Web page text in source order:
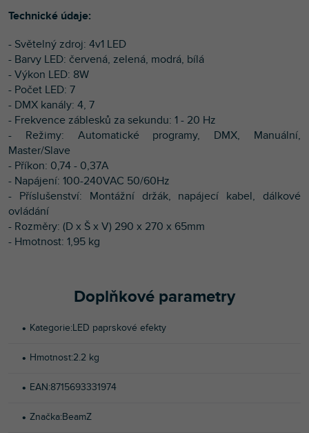
Technické údaje:
- Světelný zdroj: 4v1 LED
- Barvy LED: červená, zelená, modrá, bílá
- Výkon LED: 8W
- Počet LED: 7
- DMX kanály: 4, 7
- Frekvence záblesků za sekundu: 1 - 20 Hz
- Režimy: Automatické programy, DMX, Manuální,
Master/Slave
- Příkon: 0,74 - 0,37A
- Napájení: 100-240VAC 50/60Hz
- Příslušenství: Montážní držák, napájecí kabel, dálkové
ovládání
- Rozměry: (D x Š x V) 290 x 270 x 65mm
- Hmotnost: 1,95 kg
Doplňkové parametry
Kategorie:LED paprskové efekty
Hmotnost:2.2 kg
EAN:8715693331974
Značka:BeamZ